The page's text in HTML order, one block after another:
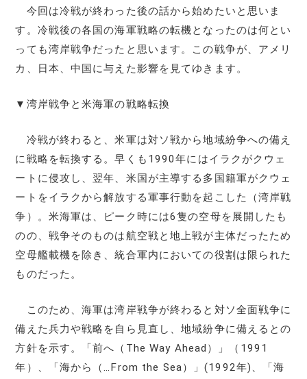
今回は冷戦が終わった後の話から始めたいと思いま
す。冷戦後の各国の海軍戦略の転機となったのは何とい
っても湾岸戦争だったと思います。この戦争が、アメリ
カ、日本、中国に与えた影響を見てゆきます。
▼湾岸戦争と米海軍の戦略転換
冷戦が終わると、米軍は対ソ戦から地域紛争への備え
に戦略を転換する。早くも1990年にはイラクがクウェ
ートに侵攻し、翌年、米国が主導する多国籍軍がクウェ
ートをイラクから解放する軍事行動を起こした（湾岸戦
争）。米海軍は、ピーク時には6隻の空母を展開したも
のの、戦争そのものは航空戦と地上戦が主体だったため
空母艦載機を除き、統合軍内においての役割は限られた
ものだった。
このため、海軍は湾岸戦争が終わると対ソ全面戦争に
備えた兵力や戦略を自ら見直し、地域紛争に備えるとの
方針を示す。「前へ（The Way Ahead）」（1991
年）、「海から（…From the Sea）」(1992年)、「海